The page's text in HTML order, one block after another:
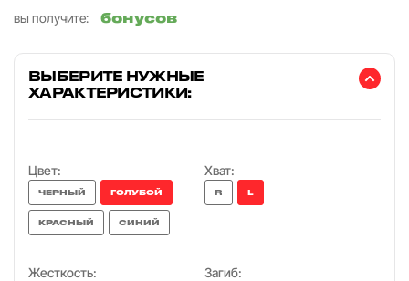
вы получите:
бонусов
ВЫБЕРИТЕ НУЖНЫЕ
ХАРАКТЕРИСТИКИ:
Цвет:
ЧЕРНЫЙ ГОЛУБОЙ
КРАСНЫЙ СИНИЙ
Хват:
R L
Жесткость: Загиб: